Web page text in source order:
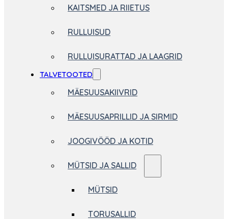
KAITSMED JA RIIETUS
RULLUISUD
RULLUISURATTAD JA LAAGRID
TALVETOOTED
MÄESUUSAKIIVRID
MÄESUUSAPRILLID JA SIRMID
JOOGIVÖÖD JA KOTID
MÜTSID JA SALLID
MÜTSID
TORUSALLID